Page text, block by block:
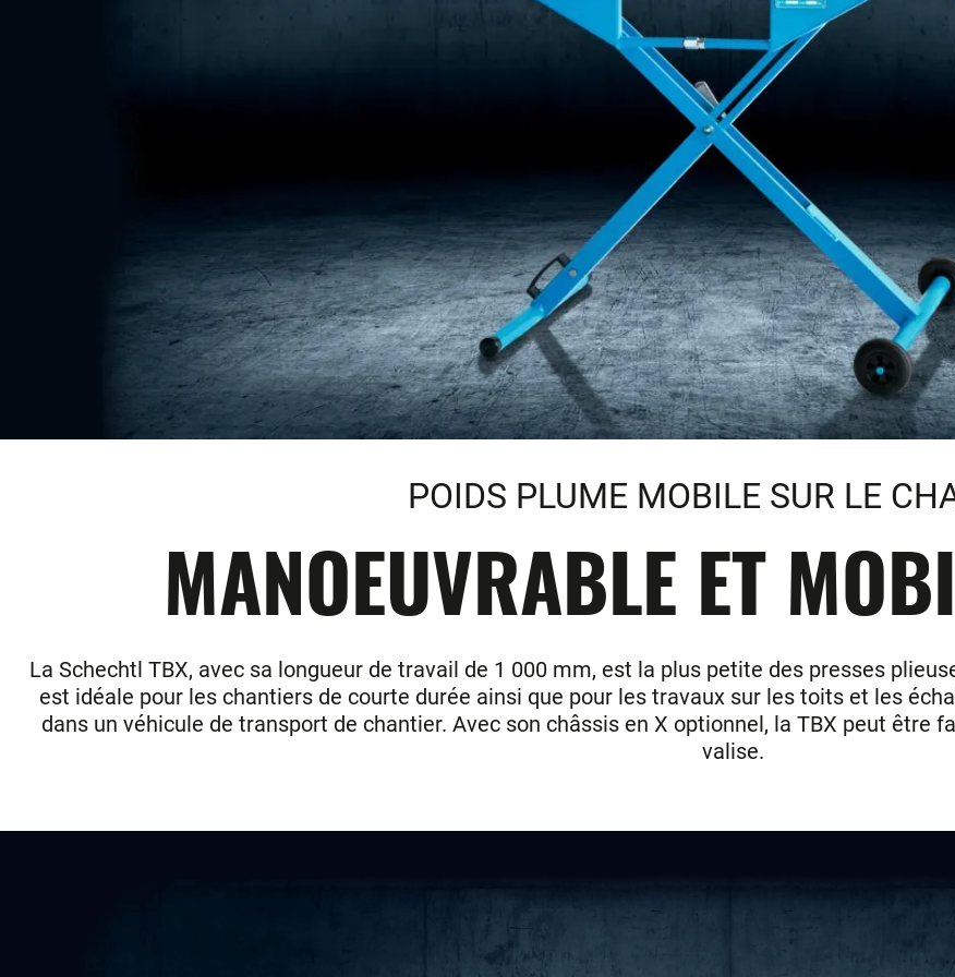
POIDS PLUME MOBILE SUR LE
MANOEUVRABLE ET
La Schechtl TBX, avec sa longueur de travail de 1 000 mm, est la plus petite des presses
est idéale pour les chantiers de courte durée ainsi que pour les travaux sur les toits et les
dans un véhicule de transport de chantier. Avec son châssis en X optionnel, la TBX peut
valise.